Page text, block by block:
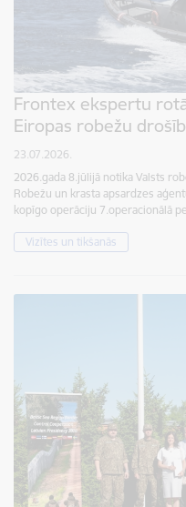
Frontex ekspertu
Eiropas robežu
23.07.2026.
2026.gada 8.jūlijā notika Valsts
Robežu un krasta apsardzes
kopīgo operāciju 7.operacionālā
Vizītes un tikšanās